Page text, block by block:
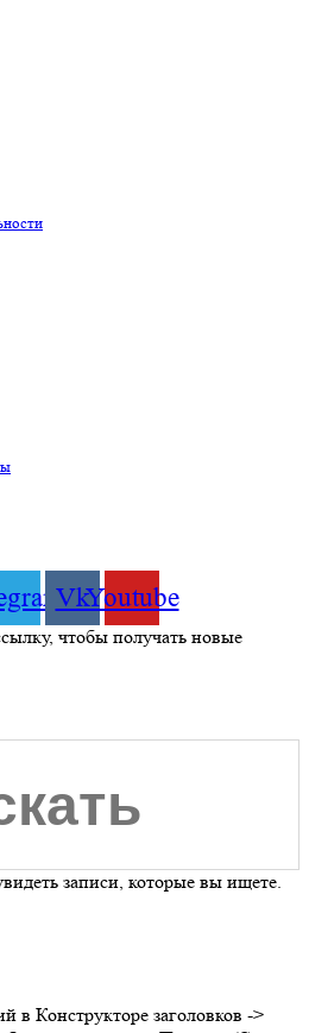
VkYoutube
чтобы получать новые
записи, которые вы ищете.
в Конструкторе заголовков ->